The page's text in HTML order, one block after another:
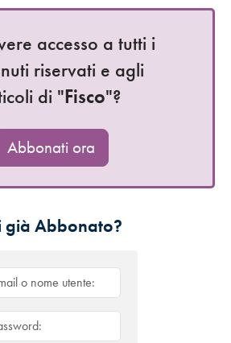
accesso a tutti i
riservati e agli
di "Fisco"?
Abbonati ora
già Abbonato?